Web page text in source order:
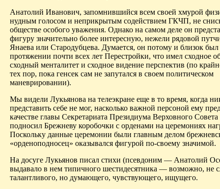
Анатолий Иванович, запомнившийся всем своей хмурой
нудным голосом и неприкрытым содействием ГКЧП, не
обществе особого уважения. Однако на самом деле он
фигуру значительно более интересную, нежели рядовой
Янаева или Стародубцева. Думается, он потому и близок был
протяжении почти всех лет Перестройки, что имел сходное
сходный менталитет и сходное видение перспектив (по
тех пор, пока генсек сам не запутался в своем политическом
маневрировании).
Мы видели Лукьянова на телеэкране еще в то время, когда
представить себе не мог, насколько важной персоной ему
качестве главы Секретариата Президиума Верховного
подносил Брежневу коробочки с орденами на церемониях
Поскольку данные церемонии были главным делом
«орденоподносец» оказывался фигурой по-своему значимой.
На досуге Лукьянов писал стихи (псевдоним — Анатолий
выдавало в нем типичного шестидесятника — возможно, не
талантливого, но думающего, чувствующего, ищущего.